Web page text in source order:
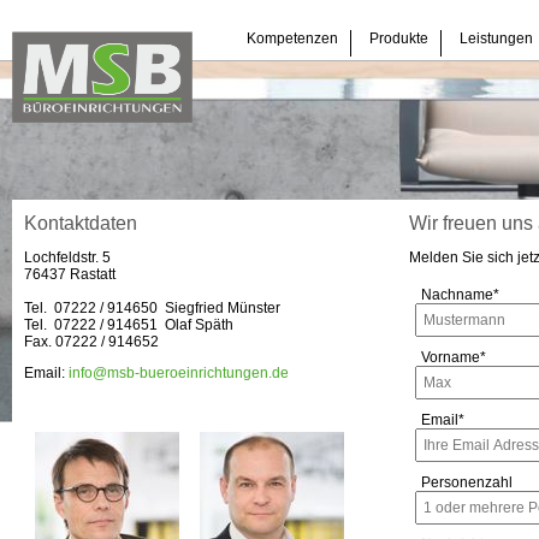
überspringenKompetenzen Produkte Leistungen
Kontaktdaten
Lochfeldstr. 5
76437 Rastatt
Tel. 07222 / 914650 Siegfried Münster
Tel. 07222 / 914651 Olaf Späth
Fax. 07222 / 914652
Email: info@msb-bueroeinrichtungen.de
Wir freuen uns
Melden Sie sich
Pflichtfeld
Nachname*
Pflichtfeld
Vorname*
Pflichtfeld
Email*
Personenzahl